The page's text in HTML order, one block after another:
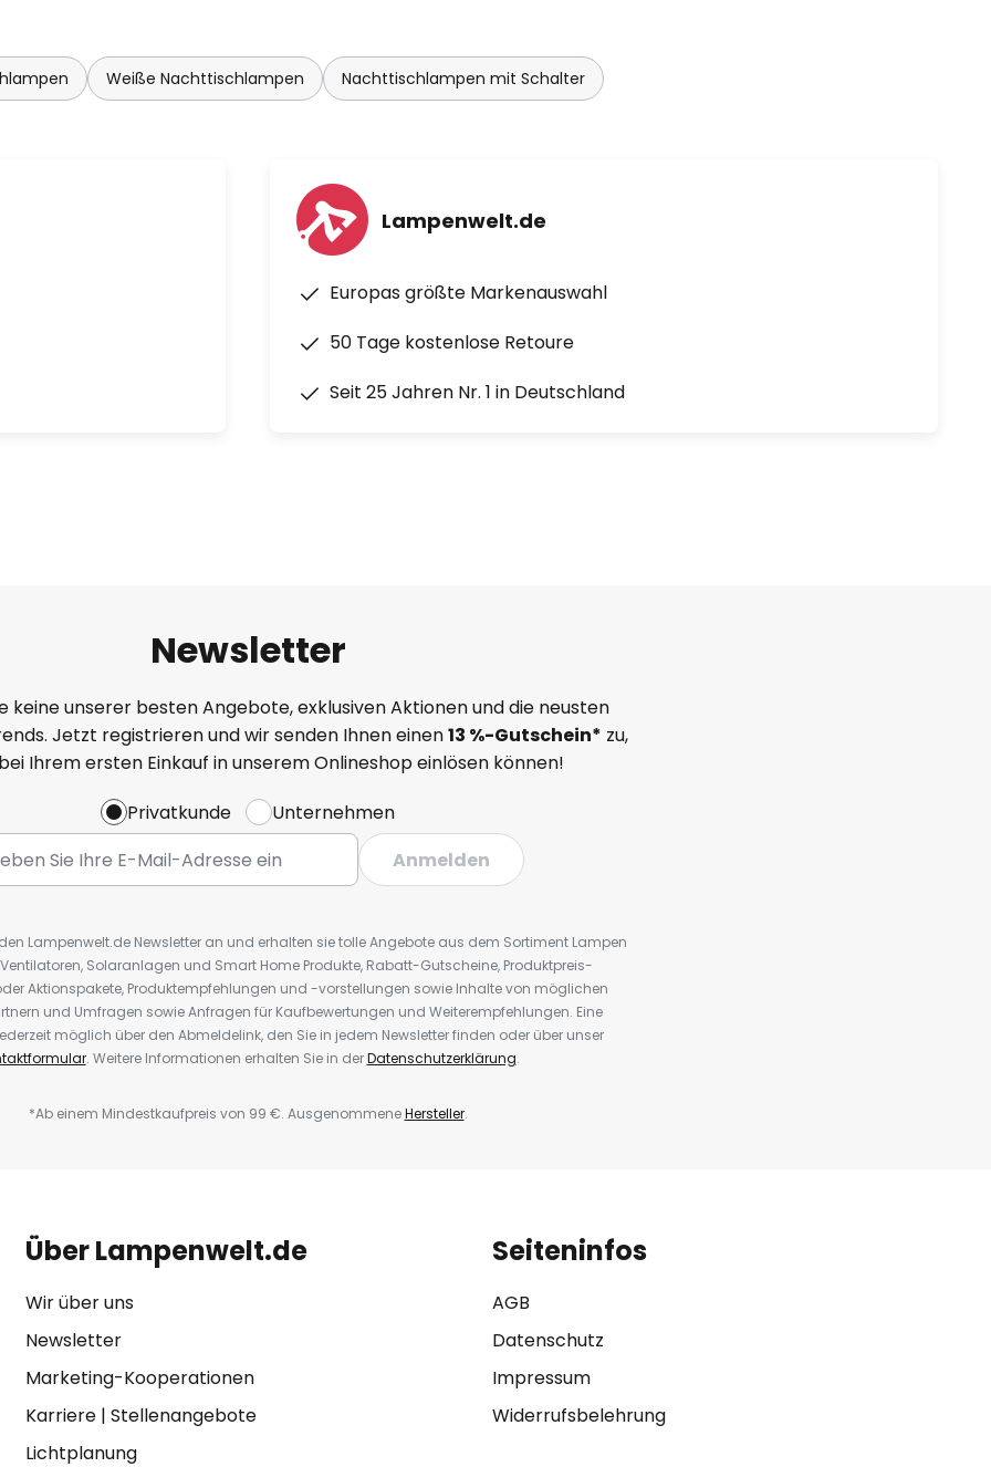
Weiße Nachttischlampen Nachttischlampen mit Schalter
Lampenwelt.de
Europas größte Markenauswahl
50 Tage kostenlose Retoure
Seit 25 Jahren Nr. 1 in Deutschland
Newsletter
keine unserer besten Angebote, exklusiven Aktionen und die neusten
Jetzt registrieren und wir senden Ihnen einen13 %-Gutschein* zu,
Ihrem ersten Einkauf in unserem Onlineshop einlösen können!
Privatkunde
Unternehmen
Anmelden
Lampenwelt.de Newsletter an und erhalten sie tolle Angebote aus dem Sortiment Lampen
Solaranlagen und Smart Home Produkte, Rabatt-Gutscheine, Produktpreis-
Aktionspakete, Produktempfehlungen und -vorstellungen sowie Inhalte von möglichen
und Umfragen sowie Anfragen für Kaufbewertungen und Weiterempfehlungen. Eine
möglich über den Abmeldelink, den Sie in jedem Newsletter finden oder über unser
. Weitere Informationen erhalten Sie in derDatenschutzerklärung.
*Ab einem Mindestkaufpreis von 99 €. AusgenommeneHersteller.
Über Lampenwelt.de
Wir über uns
Newsletter
Marketing-Kooperationen
Karriere| Stellenangebote
Lichtplanung
Seiteninfos
AGB
Datenschutz
Impressum
Widerrufsbelehrung